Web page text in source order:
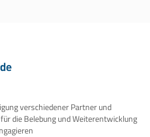
verschiedener Partner und
die Belebung und Weiterentwicklung